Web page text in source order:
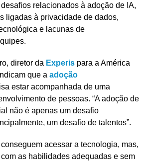
relacionados à adoção de IA,
ligadas à privacidade de dados,
e lacunas de
diretor da Experispara a América
que a adoção
estar acompanhada de uma
de pessoas. “A adoção de
não é apenas um desafio
um desafio de talentos”.
acessar a tecnologia, mas,
as habilidades adequadas e sem